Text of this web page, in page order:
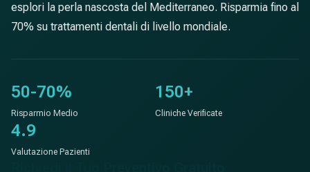
esplori la perla nascosta del Mediterraneo. Risparmia fino al
70% su trattamenti dentali di livello mondiale.
50-70%
Risparmio Medio
150+
Cliniche Verificate
4.9
Valutazione Pazienti